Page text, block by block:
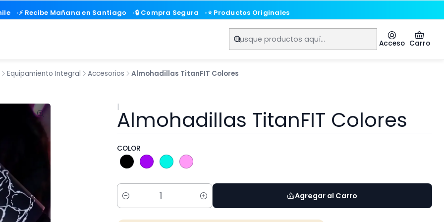
⚡ Recibe Mañana en Santiago 🔒 Compra Segura ⭐ Productos Originales
Acceso Carro
Equipamiento Integral Accesorios Almohadillas TitanFIT Colores
|Almohadillas TitanFIT Colores
COLOR
Cantidad
Agregar al Carro
⚡ Recibe Mañana en Santiago 🔒 Compra Segura ⭐ Productos Originales